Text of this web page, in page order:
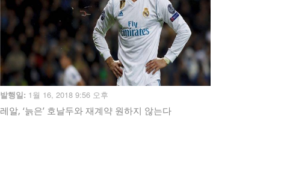
발행일: 1월 16, 2018 9:56 오후
레알, ‘늙은’ 호날두와 재계약 원하지 않는다